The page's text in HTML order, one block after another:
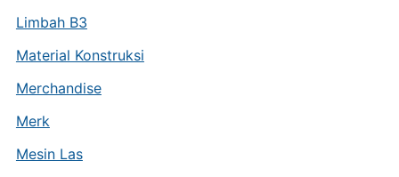
Limbah B3
Material Konstruksi
Merchandise
Merk
Mesin Las